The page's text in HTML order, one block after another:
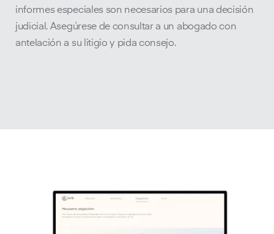
informes especiales son necesarios para una decisión
judicial. Asegúrese de consultar a un abogado con
antelación a su litigio y pida consejo.